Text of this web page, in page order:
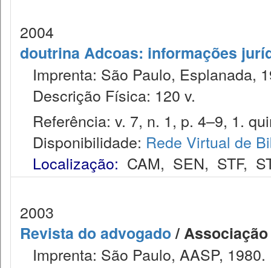
2004
doutrina Adcoas: informações
Imprenta: São Paulo, Esplanada,
Descrição Física: 120 v.
Referência: v. 7, n. 1, p. 4–9, 1.
Disponibilidade: Rede Virtual de
Localização: CAM, SEN, STF,
2003
Revista do advogado/
Imprenta: São Paulo, AASP, 1980.